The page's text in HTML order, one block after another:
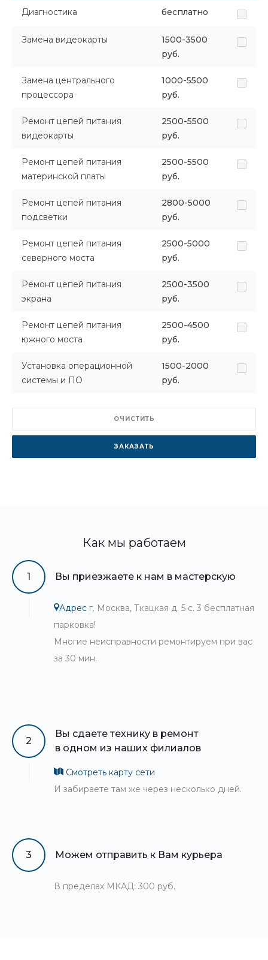
Диагностика бесплатно
Замена видеокарты
1500-3500
руб.
Замена центрального
процессора
1000-5500
руб.
Ремонт цепей питания
видеокарты
2500-5500
руб.
Ремонт цепей питания
материнской платы
2500-5500
руб.
Ремонт цепей питания
подсветки
2800-5000
руб.
Ремонт цепей питания
северного моста
2500-5000
руб.
Ремонт цепей питания
экрана
2500-3500
руб.
Ремонт цепей питания
южного моста
2500-4500
руб.
Установка операционной
системы и ПО
1500-2000
руб.
ОЧИСТИТЬ
ЗАКАЗАТЬ
Как мы работаем
1 Вы приезжаете к нам в мастерскую
Адрес г. Москва, Ткацкая д. 5 с. 3 бесплатная
парковка!
Многие неисправности ремонтируем при вас
за 30 мин.
2
Вы сдаете технику в ремонт
в одном из наших филиалов
Смотреть карту сети
И забираете там же через несколько дней.
3 Можем отправить к Вам курьера
В пределах МКАД: 300 руб.